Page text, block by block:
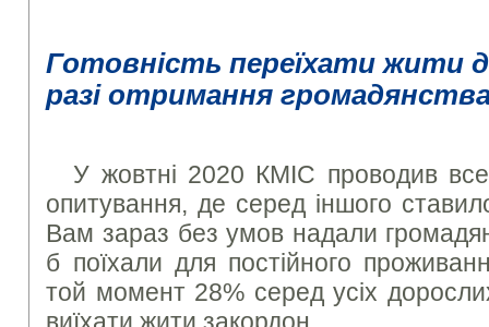
Готовність переїхати жити
разі отримання громадянства
У жовтні 2020 КМІС проводив
опитування, де серед іншого
Вам зараз без умов надали
б поїхали для постійного
той момент 28% серед усіх
виїхати жити закордон.